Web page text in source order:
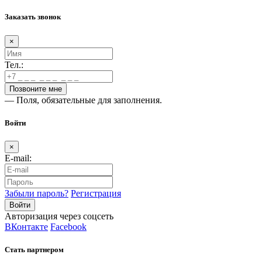
Заказать звонок
×
Тел.:
— Поля, обязательные для заполнения.
Войти
×
E-mail:
Забыли пароль? Регистрация
Авторизация через соцсеть
ВКонтакте Facebook
Стать партнером